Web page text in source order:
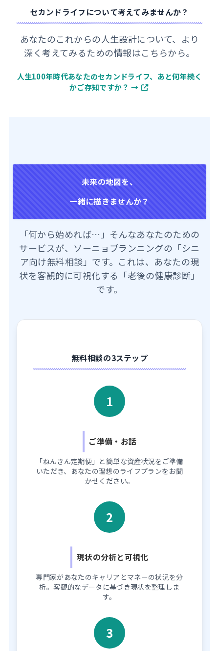
セカンドライフについて考えてみませんか？
あなたのこれからの人生設計について、より
深く考えてみるための情報はこちらから。
人生100年時代あなたのセカンドライフ、あと何年続く
かご存知ですか？ →
未来の地図を、
一緒に描きませんか？
「何から始めれば…」そんなあなたのための
サービスが、ソーニョプランニングの「シニ
ア向け無料相談」です。これは、あなたの現
状を客観的に可視化する「老後の健康診断」
です。
無料相談の3ステップ
1
ご準備・お話
「ねんきん定期便」と簡単な資産状況をご準備
いただき、あなたの理想のライフプランをお聞
かせください。
2
現状の分析と可視化
専門家があなたのキャリアとマネーの状況を分
析。客観的なデータに基づき現状を整理しま
す。
3